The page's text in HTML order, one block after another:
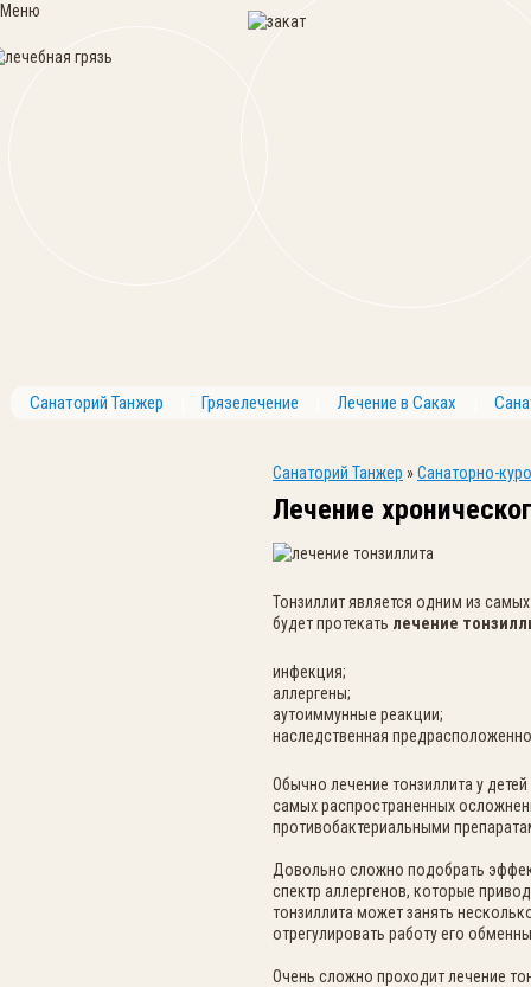
Меню
Санаторий Танжер Грязелечение Лечение в Саках
Санаторий Танжер »Санаторно-
Лечение
Тонзиллит является одним из
будет протекать лечение
инфекция;
аллергены;
аутоиммунные реакции;
наследственная
Обычно лечение тонзиллита у
самых распространенных
противобактериальными
Довольно сложно подобрать
спектр аллергенов, которые
тонзиллита может занять
отрегулировать работу его
Очень сложно проходит лечение